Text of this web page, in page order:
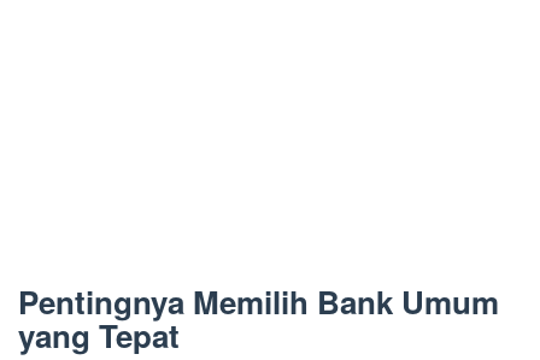
Pentingnya Memilih Bank Umum
yang Tepat